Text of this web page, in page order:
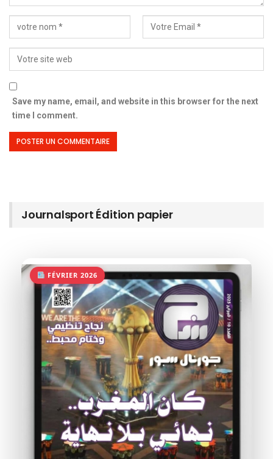
Save my name, email, and website in this browser for the next
time I comment.
Journalsport Édition papier
FÉVRIER 2026